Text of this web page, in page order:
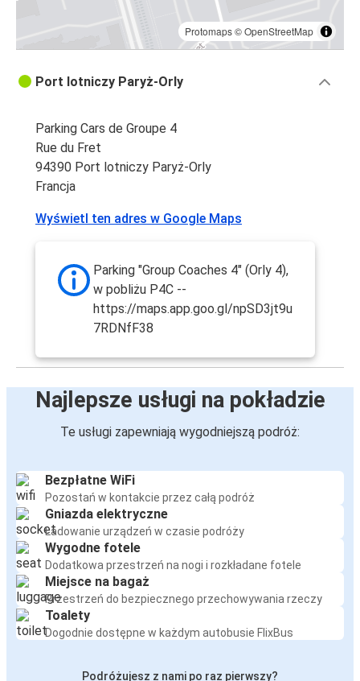
Protomaps©OpenStreetMap
Port lotniczy Paryż-Orly
Parking Cars de Groupe 4
Rue du Fret
94390 Port lotniczy Paryż-Orly
Francja
Wyświetl ten adres w Google Maps
Parking "Group Coaches 4" (Orly 4),
w pobliżu P4C --
https://maps.app.goo.gl/npSD3jt9u
7RDNfF38
Najlepsze usługi na pokładzie
Te usługi zapewniają wygodniejszą podróż:
Bezpłatne WiFi
Pozostań w kontakcie przez całą podróż
Gniazda elektryczne
Ładowanie urządzeń w czasie podróży
Wygodne fotele
Dodatkowa przestrzeń na nogi i rozkładane fotele
Miejsce na bagaż
Przestrzeń do bezpiecznego przechowywania rzeczy
Toalety
Dogodnie dostępne w każdym autobusie FlixBus
Podróżujesz z nami po raz pierwszy?